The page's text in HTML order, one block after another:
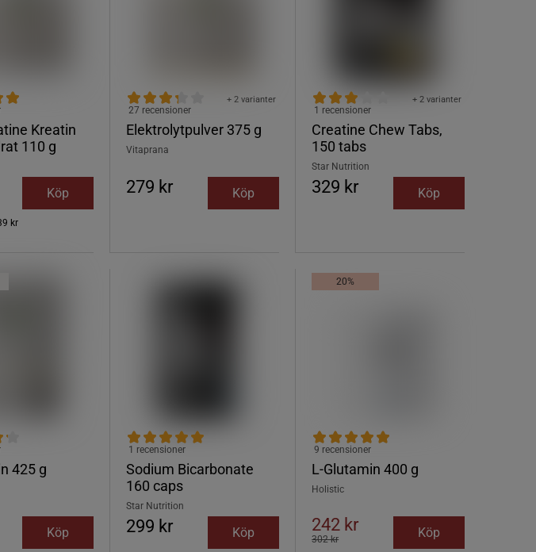
Kreatin
110 g
Köp
kr
Elektrolytpulver 375 g
+ 2 varianter
27 recensioner
Vitaprana
279 kr Köp
Creatine Chew Tabs,
150 tabs
+ 2 varianter
1 recensioner
Star Nutrition
329 kr Köp
425 g
Köp
Sodium Bicarbonate
160 caps
1 recensioner
Star Nutrition
299 kr Köp
20%
L-Glutamin 400 g
9 recensioner
Holistic
242 kr
302 kr Köp